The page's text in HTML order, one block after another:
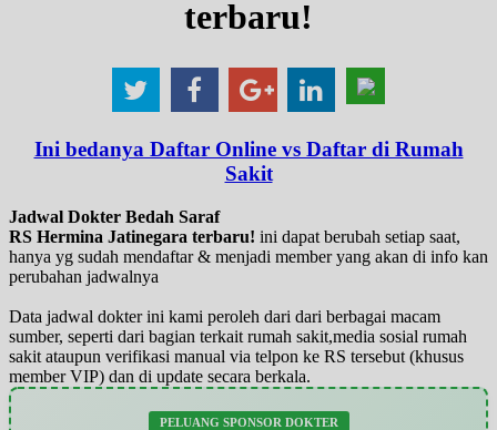
terbaru!
Ini bedanya Daftar Online vs Daftar di Rumah
Sakit
Jadwal Dokter Bedah Saraf
RS Hermina Jatinegara terbaru! ini dapat berubah setiap saat,
hanya yg sudah mendaftar & menjadi member yang akan di info kan
perubahan jadwalnya
Data jadwal dokter ini kami peroleh dari dari berbagai macam
sumber, seperti dari bagian terkait rumah sakit,media sosial rumah
sakit ataupun verifikasi manual via telpon ke RS tersebut (khusus
member VIP) dan di update secara berkala.
PELUANG SPONSOR DOKTER